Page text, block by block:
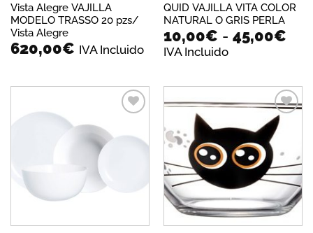
Vista Alegre VAJILLA
MODELO TRASSO 20 pzs/
Vista Alegre
620,00€ IVA Incluido
QUID VAJILLA VITA COLOR
NATURAL O GRIS PERLA
10,00€ - 45,00€
IVA Incluido
a la
Añadir
a la
lista de
deseos